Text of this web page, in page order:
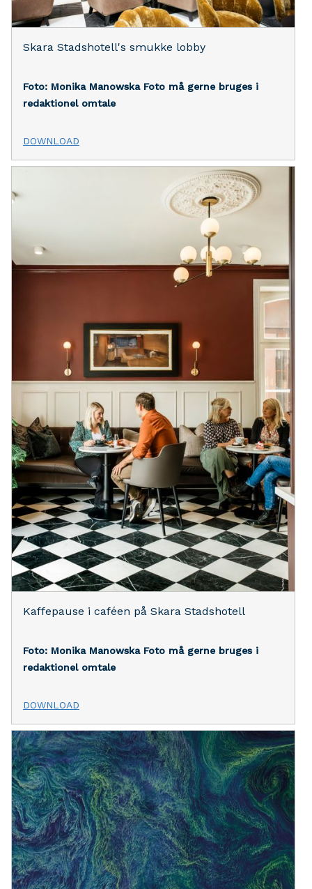
Skara Stadshotell's smukke lobby
Foto: Monika Manowska Foto må gerne bruges i
redaktionel omtale
DOWNLOAD
Kaffepause i caféen på Skara Stadshotell
Foto: Monika Manowska Foto må gerne bruges i
redaktionel omtale
DOWNLOAD